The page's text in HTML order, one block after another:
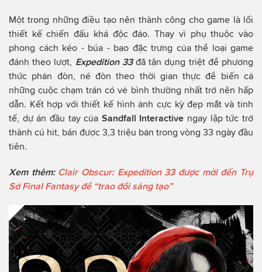
Một trong những điều tạo nên thành công cho game là lối
thiết kế chiến đấu khá độc đáo. Thay vì phụ thuộc vào
phong cách kéo - búa - bao đặc trưng của thể loại game
đánh theo lượt, Expedition 33đã tận dụng triệt để phương
thức phản đòn, né đòn theo thời gian thực để biến cả
những cuộc chạm trán có vẻ bình thường nhất trở nên hấp
dẫn. Kết hợp với thiết kế hình ảnh cực kỳ đẹp mắt và tinh
tế, dự án đầu tay của Sandfall Interactive ngay lập tức trở
thành cú hit, bán được 3,3 triệu bản trong vòng 33 ngày đầu
tiên.
Xem thêm: Clair Obscur: Expedition 33 được mời đến Trụ
Sở Final Fantasy để “trao đổi sáng tạo”